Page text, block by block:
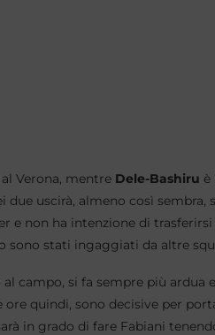
Verona, mentre Dele-Bashiru è
due uscirà, almeno così
e non ha intenzione di
sono stati ingaggiati da altre
campo, si fa sempre più ardua e
quindi, sono decisive per
in grado di fare Fabiani